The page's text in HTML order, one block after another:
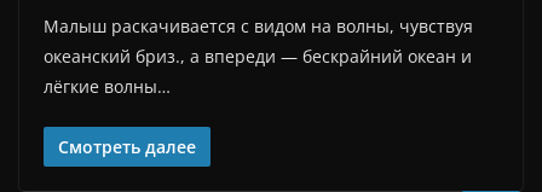
Малыш раскачивается с видом на волны, чувствуя
океанский бриз., а впереди — бескрайний океан и
лёгкие волны…
Смотреть далее